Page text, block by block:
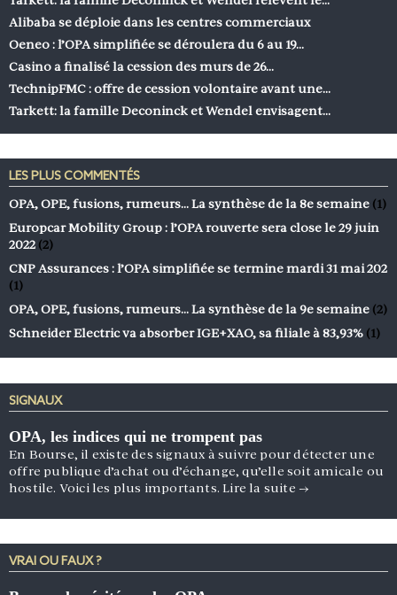
Alibaba se déploie dans les centres commerciaux
Oeneo : l’OPA simplifiée se déroulera du 6 au 19…
Casino a finalisé la cession des murs de 26…
TechnipFMC : offre de cession volontaire avant une…
Tarkett: la famille Deconinck et Wendel envisagent…
LES PLUS COMMENTÉS
OPA, OPE, fusions, rumeurs… La synthèse de la 8e semaine (1)
Europcar Mobility Group : l’OPA rouverte sera close le 29 juin
2022 (2)
CNP Assurances : l’OPA simplifiée se termine mardi 31 mai 202
(1)
OPA, OPE, fusions, rumeurs… La synthèse de la 9e semaine (2)
Schneider Electric va absorber IGE+XAO, sa filiale à 83,93% (1)
SIGNAUX
OPA, les indices qui ne trompent pas
En Bourse, il existe des signaux à suivre pour détecter une
offre publique d’achat ou d’échange, qu’elle soit amicale ou
hostile. Voici les plus importants.Lire la suite →
VRAI OU FAUX ?